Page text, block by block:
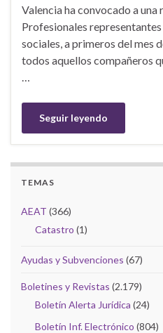
Valencia ha convocado a una
Profesionales
sociales, a primeros del mes
todos aquellos compañeros
Seguir leyendo
TEMAS
AEAT (366)
Catastro (1)
Ayudas y Subvenciones (67)
Boletines y Revistas (2.179)
Boletín Alerta Jurídica (24)
Boletín Inf. Electrónico (804)